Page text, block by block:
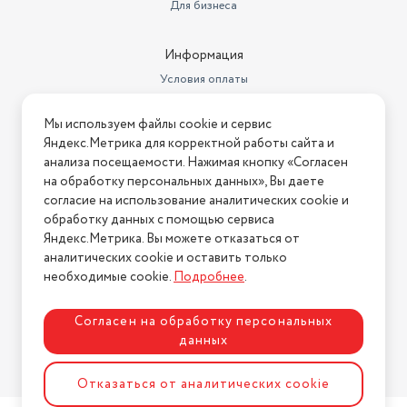
Для бизнеса
Информация
Условия оплаты
Условия возврата
Нашли ошибку на сайте? Напишите нам
2026 © Интернет-магазин "АстМаркет". У нас есть всё!
Политика конфиденциальности
Разработка сайтаASTDESIGN
Мы используем файлы cookie и сервис
Яндекс.Метрика для корректной работы сайта и
анализа посещаемости. Нажимая кнопку «Согласен
на обработку персональных данных», Вы даете
согласие на использование аналитических cookie и
обработку данных с помощью сервиса
Яндекс.Метрика. Вы можете отказаться от
аналитических cookie и оставить только
необходимые cookie.Подробнее.
Согласен на обработку персональных
данных
Отказаться от аналитических cookie